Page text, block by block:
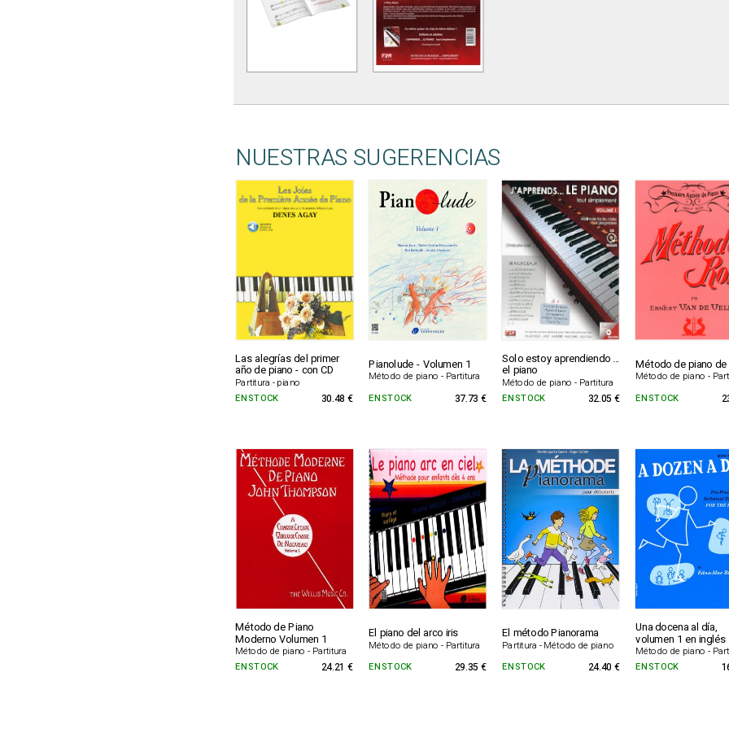
NUESTRAS SUGERENCIAS
Las alegrías del primer
año de piano - con CD
Partitura - piano
Pianolude - Volumen 1
Método de piano - Partitura
Solo estoy aprendiendo ...
el piano
Método de piano - Partitura
Método de piano
Método de piano -
EN STOCK
30.48 € EN STOCK 37.73 € EN STOCK 32.05 € EN STOCK
Método de Piano
Moderno Volumen 1
Método de piano - Partitura
El piano del arco iris
Método de piano - Partitura
El método Pianorama
Partitura - Método de piano
Una docena al día,
volumen 1 en inglés
Método de piano -
EN STOCK
24.21 € EN STOCK 29.35 € EN STOCK 24.40 € EN STOCK